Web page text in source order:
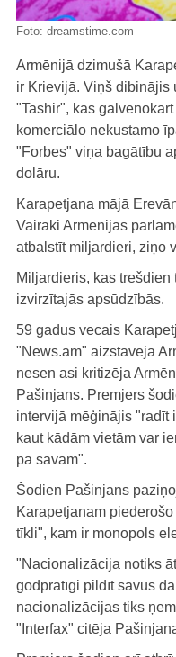
Foto: dreamstime.com
Armēnijā dzimušā
ir Krievijā. Viņš dibinājis
"Tashir", kas
komerciālo nekustamo
"Forbes" viņa bagātību
dolāru.
Karapetjana mājā
Vairāki Armēnijas
atbalstīt miljardieri, ziņo
Miljardieris, kas
izvirzītajās apsūdzībās.
59 gadus vecais
"News.am" aizstāvēja
nesen asi kritizēja
Pašinjans. Premjers
intervijā mēģinājis "radīt
kaut kādām vietām var
pa savam".
Šodien Pašinjans
Karapetjanam
tīkli", kam ir monopols
"Nacionalizācija notiks
godprātīgi pildīt savus
nacionalizācijas tiks
"Interfax" citēja